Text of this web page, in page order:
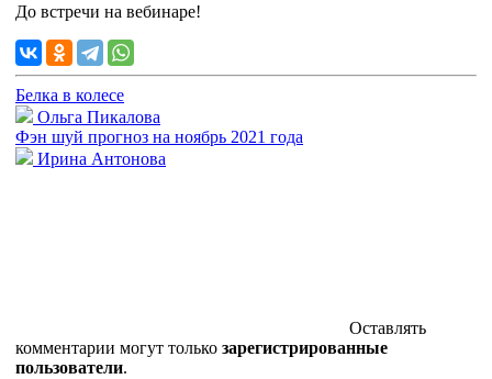
До встречи на вебинаре!
Белка в колесе
Ольга Пикалова
Фэн шуй прогноз на ноябрь 2021 года
Ирина Антонова
Оставлять
комментарии могут только зарегистрированные
пользователи.